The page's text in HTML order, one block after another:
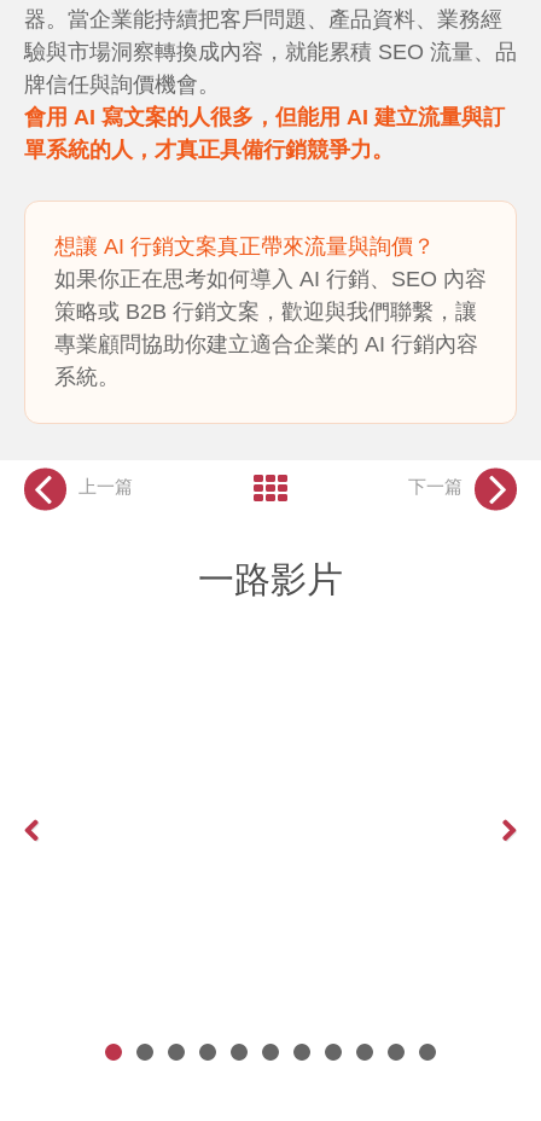
器。當企業能持續把客戶問題、產品資料、業務經
驗與市場洞察轉換成內容，就能累積 SEO 流量、品
牌信任與詢價機會。
會用 AI 寫文案的人很多，但能用 AI 建立流量與訂
單系統的人，才真正具備行銷競爭力。
想讓 AI 行銷文案真正帶來流量與詢價？
如果你正在思考如何導入 AI 行銷、SEO 內容
策略或 B2B 行銷文案，歡迎與我們聯繫，讓
專業顧問協助你建立適合企業的 AI 行銷內容
系統。
上一篇 下一篇
一路影片